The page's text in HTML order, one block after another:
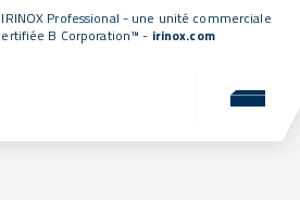
Professional - une unité commerciale
B Corporation™ - irinox.com